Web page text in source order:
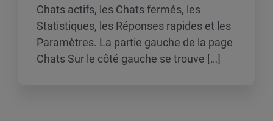
Chats actifs, les Chats fermés, les
Statistiques, les Réponses rapides et les
Paramètres. La partie gauche de la page
Chats Sur le côté gauche se trouve […]